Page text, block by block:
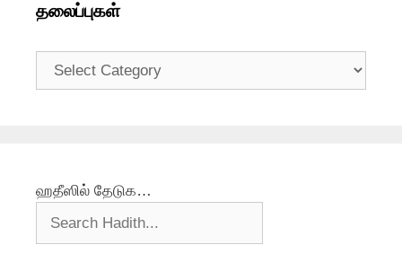
தலைப்புகள்
தலைப்புகள்
ஹதீஸில் தேடுக…